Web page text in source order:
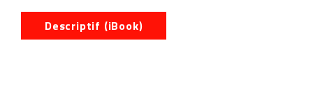
Descriptif (iBook)